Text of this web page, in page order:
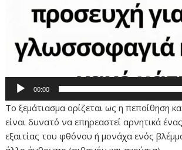
00:00
Το ξεμάτιασμα ορίζεται ως η πεποίθηση
είναι δυνατό να επηρεαστεί αρνητικά
εξαιτίας του φθόνου ή μονάχα ενός